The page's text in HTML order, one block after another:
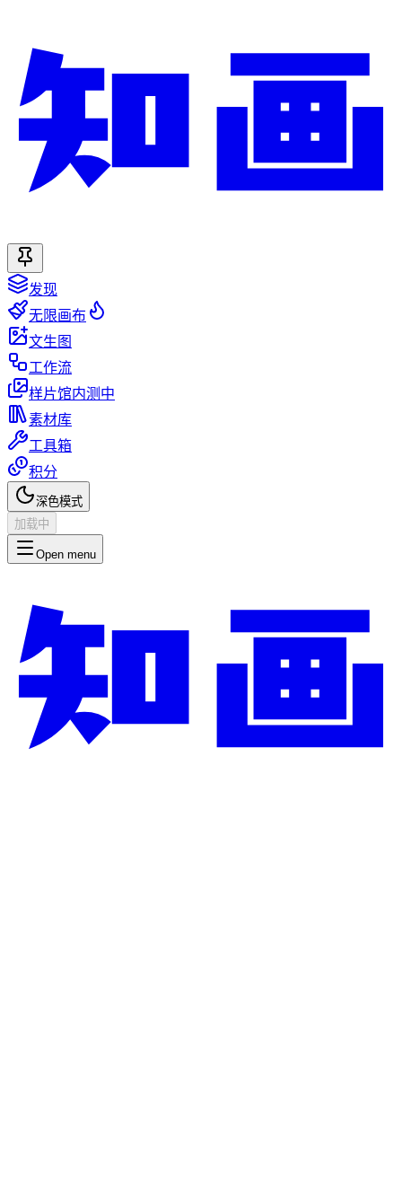
发现
无限画布
文生图
工作流
样片馆内测中
素材库
工具箱
积分
深色模式
加载中
Open menu